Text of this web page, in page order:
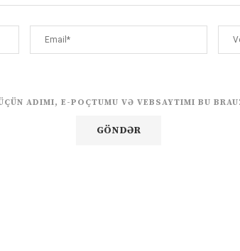
ADIMI, E-POÇTUMU VƏ VEBSAYTIMI BU